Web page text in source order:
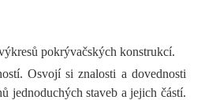
pokrývačských konstrukcí.
Osvojí si znalosti a dovednosti
jednoduchých staveb a jejich částí.